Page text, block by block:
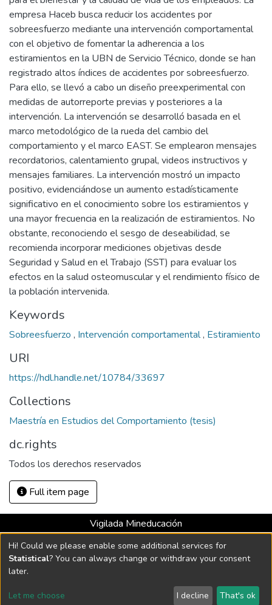
empresa Haceb busca reducir los accidentes por
sobreesfuerzo mediante una intervención comportamental
con el objetivo de fomentar la adherencia a los
estiramientos en la UBN de Servicio Técnico, donde se han
registrado altos índices de accidentes por sobreesfuerzo.
Para ello, se llevó a cabo un diseño preexperimental con
medidas de autorreporte previas y posteriores a la
intervención. La intervención se desarrolló basada en el
marco metodológico de la rueda del cambio del
comportamiento y el marco EAST. Se emplearon mensajes
recordatorios, calentamiento grupal, videos instructivos y
mensajes familiares. La intervención mostró un impacto
positivo, evidenciándose un aumento estadísticamente
significativo en el conocimiento sobre los estiramientos y
una mayor frecuencia en la realización de estiramientos. No
obstante, reconociendo el sesgo de deseabilidad, se
recomienda incorporar mediciones objetivas desde
Seguridad y Salud en el Trabajo (SST) para evaluar los
efectos en la salud osteomuscular y el rendimiento físico de
la población intervenida.
Keywords
Sobreesfuerzo , Intervención comportamental, Estiramiento
URI
https://hdl.handle.net/10784/33697
Collections
Maestría en Estudios del Comportamiento (tesis)
dc.rights
Todos los derechos reservados
Full item page
Vigilada Mineducación
Universidad con Acreditación Institucional hasta 2026 -
Resolución MEN 2158 de 2018
DSpace software copyright © 2002-2026 LYRASIS
Hi! Could we please enable some additional services for
Statistical? You can always change or withdraw your consent
later.
Let me choose I decline That's ok